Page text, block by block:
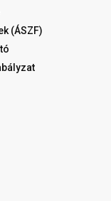
(ÁSZF)